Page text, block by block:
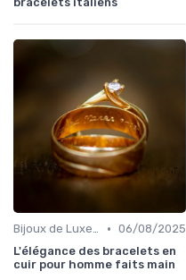
Bijoux de Luxe pour Hommes • 06/08/2025
L'élégance des bracelets en
cuir pour homme faits main